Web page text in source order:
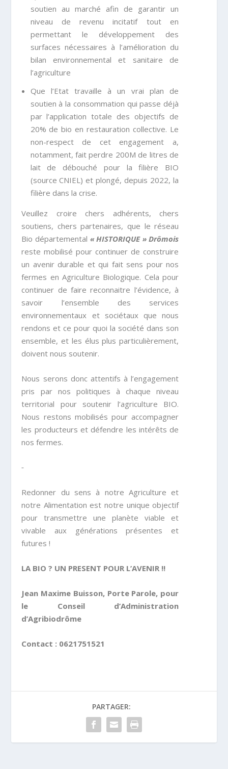
soutien au marché afin de garantir un
niveau de revenu incitatif tout en
permettant le développement des
surfaces nécessaires à l’amélioration du
bilan environnemental et sanitaire de
l’agriculture
Que l’Etat travaille à un vrai plan de
soutien à la consommation qui passe déjà
par l’application totale des objectifs de
20% de bio en restauration collective. Le
non-respect de cet engagement a,
notamment, fait perdre 200M de litres de
lait de débouché pour la filière BIO
(source CNIEL) et plongé, depuis 2022, la
filière dans la crise.
Veuillez croire chers adhérents, chers
soutiens, chers partenaires, que le réseau
Bio départemental « HISTORIQUE » Drômois
reste mobilisé pour continuer de construire
un avenir durable et qui fait sens pour nos
fermes en Agriculture Biologique. Cela pour
continuer de faire reconnaitre l’évidence, à
savoir l’ensemble des services
environnementaux et sociétaux que nous
rendons et ce pour quoi la société dans son
ensemble, et les élus plus particulièrement,
doivent nous soutenir.
Nous serons donc attentifs à l’engagement
pris par nos politiques à chaque niveau
territorial pour soutenir l’agriculture BIO.
Nous restons mobilisés pour accompagner
les producteurs et défendre les intérêts de
nos fermes.
Redonner du sens à notre Agriculture et
notre Alimentation est notre unique objectif
pour transmettre une planète viable et
vivable aux générations présentes et
futures !
LA BIO ? UN PRESENT POUR L’AVENIR !!
Jean Maxime Buisson, Porte Parole, pour
le Conseil d’Administration
d’Agribiodrôme
Contact : 0621751521
PARTAGER: